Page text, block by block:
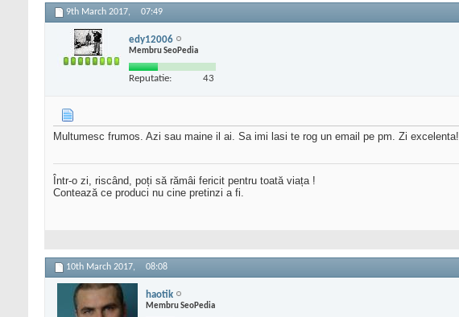
9th March 2017, 07:49
edy12006
Membru SeoPedia
Reputatie: 43
Multumesc frumos. Azi sau maine il ai. Sa imi lasi te rog un email pe pm. Zi excelenta!
Într-o zi, riscând, poți să rămâi fericit pentru toată viața !
Contează ce produci nu cine pretinzi a fi.
10th March 2017, 08:08
haotik
Membru SeoPedia